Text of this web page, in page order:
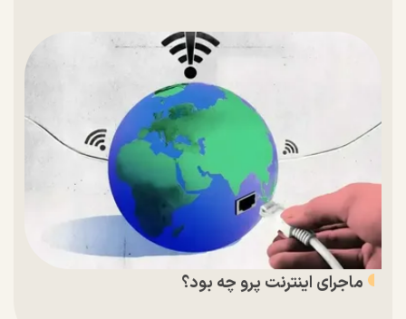
ماجرای اینترنت پرو چه بود؟